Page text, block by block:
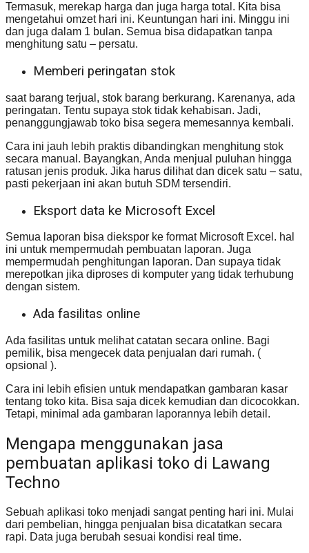
Termasuk, merekap harga dan juga harga total. Kita bisa
mengetahui omzet hari ini. Keuntungan hari ini. Minggu ini
dan juga dalam 1 bulan. Semua bisa didapatkan tanpa
menghitung satu – persatu.
Memberi peringatan stok
saat barang terjual, stok barang berkurang. Karenanya, ada
peringatan. Tentu supaya stok tidak kehabisan. Jadi,
penanggungjawab toko bisa segera memesannya kembali.
Cara ini jauh lebih praktis dibandingkan menghitung stok
secara manual. Bayangkan, Anda menjual puluhan hingga
ratusan jenis produk. Jika harus dilihat dan dicek satu – satu,
pasti pekerjaan ini akan butuh SDM tersendiri.
Eksport data ke Microsoft Excel
Semua laporan bisa diekspor ke format Microsoft Excel. hal
ini untuk mempermudah pembuatan laporan. Juga
mempermudah penghitungan laporan. Dan supaya tidak
merepotkan jika diproses di komputer yang tidak terhubung
dengan sistem.
Ada fasilitas online
Ada fasilitas untuk melihat catatan secara online. Bagi
pemilik, bisa mengecek data penjualan dari rumah. (
opsional ).
Cara ini lebih efisien untuk mendapatkan gambaran kasar
tentang toko kita. Bisa saja dicek kemudian dan dicocokkan.
Tetapi, minimal ada gambaran laporannya lebih detail.
Mengapa menggunakan jasa
pembuatan aplikasi toko di Lawang
Techno
Sebuah aplikasi toko menjadi sangat penting hari ini. Mulai
dari pembelian, hingga penjualan bisa dicatatkan secara
rapi. Data juga berubah sesuai kondisi real time.